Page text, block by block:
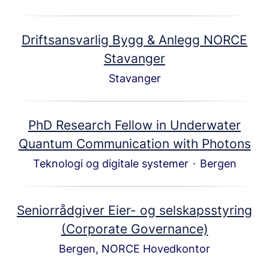
Driftsansvarlig Bygg & Anlegg NORCE
Stavanger
Stavanger
PhD Research Fellow in Underwater
Quantum Communication with Photons
Teknologi og digitale systemer · Bergen
Seniorrådgiver Eier- og selskapsstyring
(Corporate Governance)
Bergen, NORCE Hovedkontor